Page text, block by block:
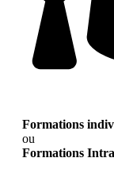
Formations
ou
Formations